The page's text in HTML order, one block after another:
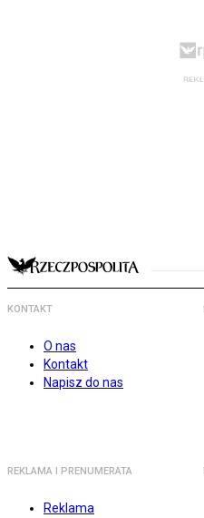
KONTAKT
O nas
Kontakt
Napisz do nas
REKLAMA I PRENUMERATA
Reklama